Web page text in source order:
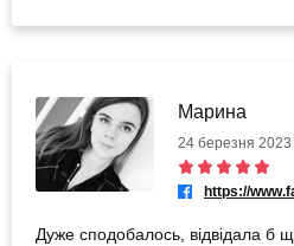
Марина
24 березня 2023
Дуже сподобалось, відвідала б